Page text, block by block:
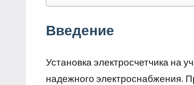
Введение
Установка электросчетчика на
надежного электроснабжения.